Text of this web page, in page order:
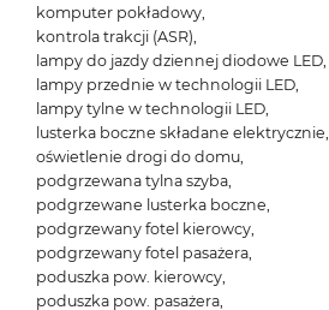
komputer pokładowy,
kontrola trakcji (ASR),
lampy do jazdy dziennej diodowe LED,
lampy przednie w technologii LED,
lampy tylne w technologii LED,
lusterka boczne składane elektrycznie,
oświetlenie drogi do domu,
podgrzewana tylna szyba,
podgrzewane lusterka boczne,
podgrzewany fotel kierowcy,
podgrzewany fotel pasażera,
poduszka pow. kierowcy,
poduszka pow. pasażera,